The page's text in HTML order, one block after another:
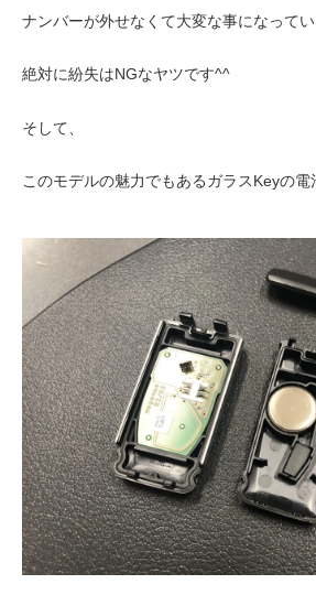
ナンバーが外せなくて大変な事になって
絶対に紛失はNGなヤツです^^
そして、
このモデルの魅力でもあるガラスKeyの